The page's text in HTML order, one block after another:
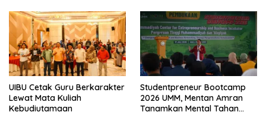
UIBU Cetak Guru Berkarakter
Lewat Mata Kuliah
Kebudiutamaan
Studentpreneur Bootcamp
2026 UMM, Mentan Amran
Tanamkan Mental Tahan